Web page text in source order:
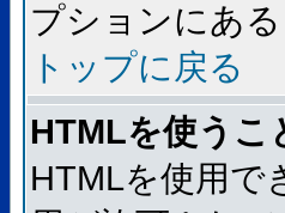
プションにあ
トップに戻る
HTMLを使うこ
HTMLを使用で